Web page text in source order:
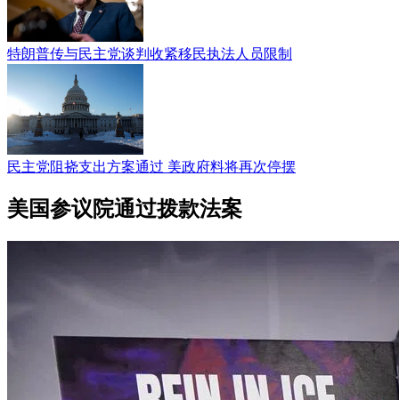
特朗普传与民主党谈判收紧移民执法人员限制
民主党阻挠支出方案通过 美政府料将再次停摆
美国参议院通过拨款法案